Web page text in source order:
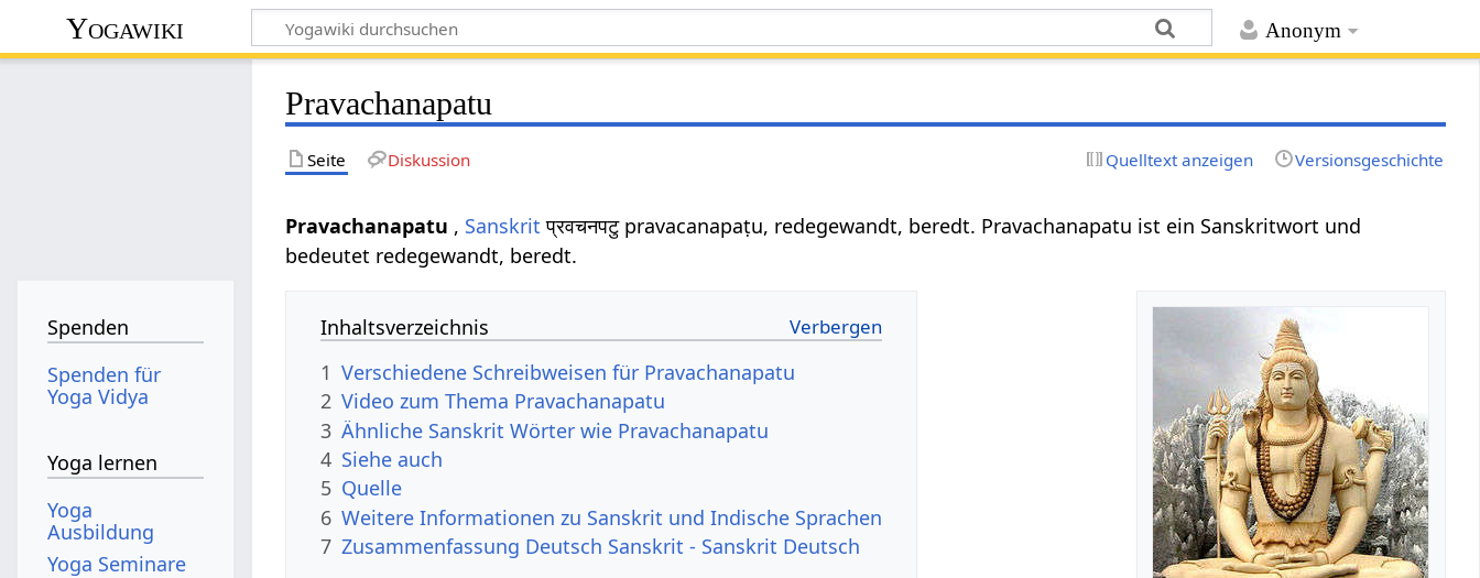
Anonym
Yogawiki
Pravachanapatu
Seite Diskussion Quelltext anzeigen Versionsgeschichte
Pravachanapatu , Sanskrit प्रवचनपटु pravacanapaṭu, redegewandt, beredt. Pravachanapatu ist ein Sanskritwort und
bedeutet redegewandt, beredt.
Inhaltsverzeichnis
1 Verschiedene Schreibweisen für Pravachanapatu
2 Video zum Thema Pravachanapatu
3 Ähnliche Sanskrit Wörter wie Pravachanapatu
4 Siehe auch
5 Quelle
6 Weitere Informationen zu Sanskrit und Indische Sprachen
7 Zusammenfassung Deutsch Sanskrit - Sanskrit Deutsch
Spenden
Spenden für
Yoga Vidya
Yoga lernen
Yoga
Ausbildung
Yoga Seminare